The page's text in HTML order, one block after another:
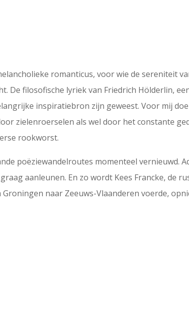
romanticus, voor wie de sereniteit
De filosofische lyriek van Friedrich Hölderlin,
inspiratiebron zijn geweest. Voor mij
zielenroerselen als wel door het constante
rookworst.
poëziewandelroutes momenteel vernieuwd.
aanleunen. En zo wordt Kees Francke, de
naar Zeeuws-Vlaanderen voerde,